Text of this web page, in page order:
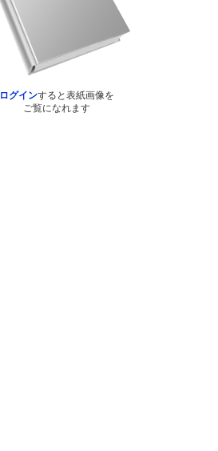
ログインすると表紙画像を
ご覧になれます